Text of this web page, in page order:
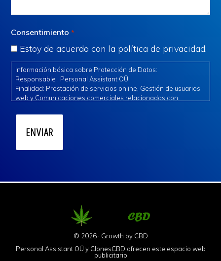
Consentimiento *
Estoy de acuerdo con la política de privacidad.
Información básica sobre Protección de Datos:
Responsable : Personal Assistant OÜ
Finalidad: Prestación de servicios online, Gestión de usuarios
web y Comunicaciones comerciales relacionadas con
Legitimación: Consentimiento expreso e interés legítimo.
gestión del servicio.
© 2026 · Growth by CBD
Personal Assistant OÜ y ClonesCBD ofrecen este espacio web
publicitario